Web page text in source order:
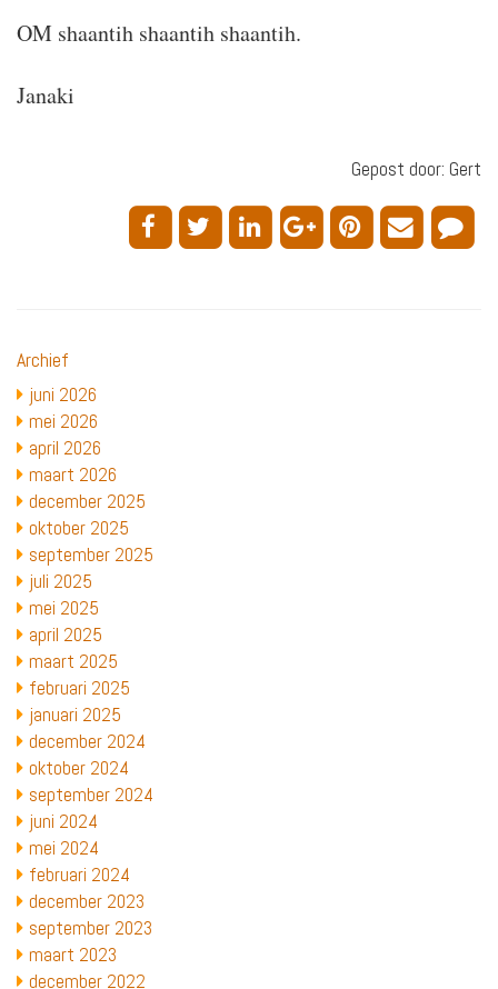
OM shaantih shaantih shaantih.
Janaki
Gepost door: Gert
Archief
juni 2026
mei 2026
april 2026
maart 2026
december 2025
oktober 2025
september 2025
juli 2025
mei 2025
april 2025
maart 2025
februari 2025
januari 2025
december 2024
oktober 2024
september 2024
juni 2024
mei 2024
februari 2024
december 2023
september 2023
maart 2023
december 2022